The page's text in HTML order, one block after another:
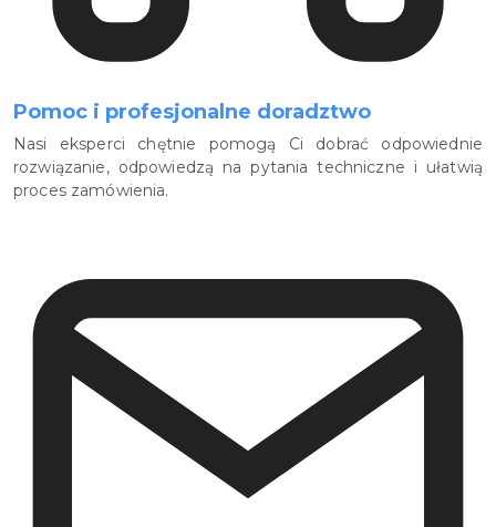
Pomoc i profesjonalne doradztwo
Nasi eksperci chętnie pomogą Ci dobrać odpowiednie
rozwiązanie, odpowiedzą na pytania techniczne i ułatwią
proces zamówienia.